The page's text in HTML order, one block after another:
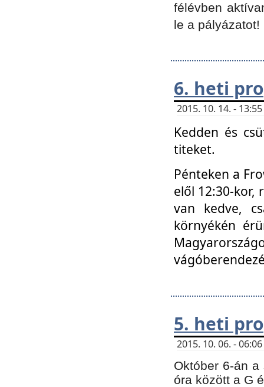
félévben
le a pályázatot!
6. heti
2015. 10. 14. -
Kedden és
titeket.
Pénteken a
elől 12:30-kor,
van kedve,
környékén
5. heti
2015. 10. 06. -
Október 6-án
óra között a G